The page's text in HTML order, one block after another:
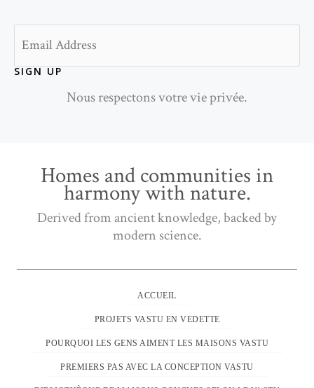
SIGN UP
Nous respectons votre vie privée.
Homes and communities in
harmony with nature.
Derived from ancient knowledge, backed by
modern science.
ACCUEIL
PROJETS VASTU EN VEDETTE
POURQUOI LES GENS AIMENT LES MAISONS VASTU
PREMIERS PAS AVEC LA CONCEPTION VASTU